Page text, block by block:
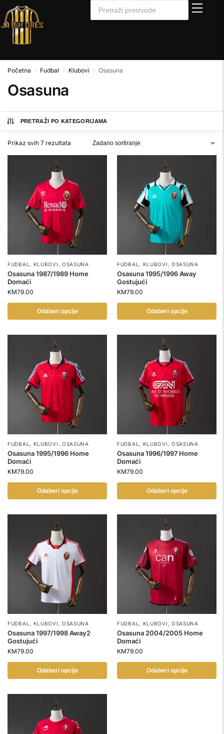
Početna / Fudbal / Klubovi / Osasuna
Osasuna
PRETRAŽI PO KATEGORIJAMA
Prikaz svih 7 rezultata
FUDBAL , KLUBOVI , OSASUNA
Osasuna 1987/1989 Home
Domaći
KM79.00
Odaberi opcije
FUDBAL , KLUBOVI , OSASUNA
Osasuna 1995/1996 Away
Gostujući
KM79.00
Odaberi opcije
FUDBAL , KLUBOVI , OSASUNA
Osasuna 1995/1996 Home
Domaći
KM79.00
Odaberi opcije
FUDBAL , KLUBOVI , OSASUNA
Osasuna 1996/1997 Home
Domaći
KM79.00
Odaberi opcije
FUDBAL , KLUBOVI , OSASUNA
Osasuna 1997/1998 Away2
Gostujući
KM79.00
Odaberi opcije
FUDBAL , KLUBOVI , OSASUNA
Osasuna 2004/2005 Home
Domaći
KM79.00
Odaberi opcije